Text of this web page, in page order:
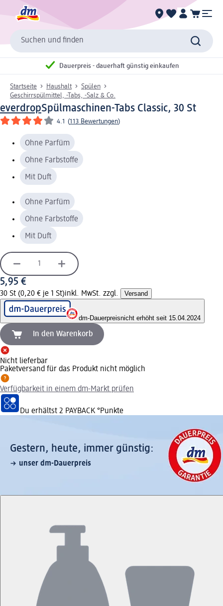
Suchen und finden
Dauerpreis - dauerhaft günstig einkaufen
Startseite Haushalt
Spülen
Geschirrspülmittel, -Tabs, -Salz & Co.
everdropSpülmaschinen-Tabs Classic, 30 St
4.1 (113 Bewertungen)
Ohne Parfüm
Ohne Farbstoffe
Mit Duft
Ohne Parfüm
Ohne Farbstoffe
Mit Duft
5,95 €
30 St (0,20 € je 1 St)inkl. MwSt. zzgl. Versand
dm-Dauerpreisnicht erhöht seit 15.04.2024
In den Warenkorb
Nicht lieferbar
Paketversand für das Produkt nicht möglich
Verfügbarkeit in einem dm-Markt prüfen
Du erhältst 2 PAYBACK °Punkte
Gestern, heute, immer günstig:
unser dm-Dauerpreis